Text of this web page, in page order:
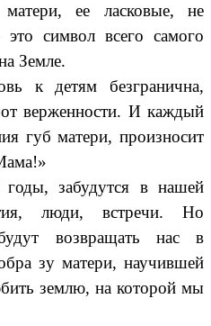
ее ласковые, не
символ всего самого
Земле.
к детям безгранична,
верженности. И каждый
губ матери, произносит
годы, забудутся в нашей
люди, встречи. Но
возвращать нас в
зу матери, научившей
землю, на которой мы